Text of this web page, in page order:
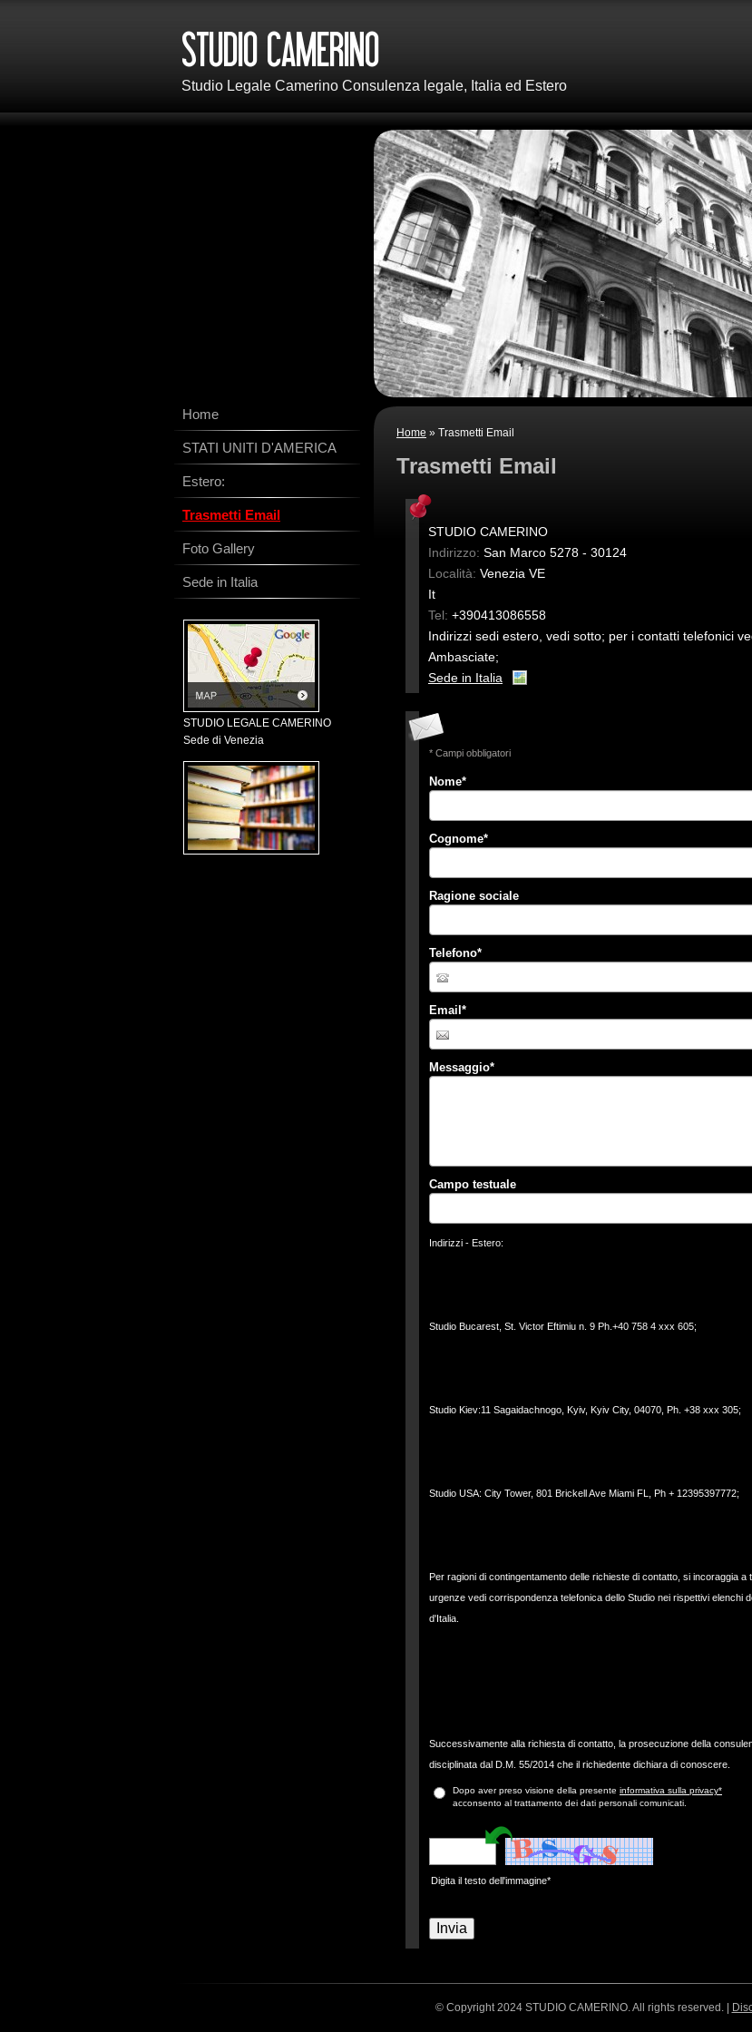
Studio Legale Camerino Consulenza legale, Italia ed Estero
Home » Trasmetti Email
Trasmetti Email
STUDIO CAMERINO
Indirizzo: San Marco 5278 - 30124
Località: Venezia VE
It
Tel: +390413086558
Indirizzi sedi estero, vedi sotto; per i contatti telefonici
Ambasciate;
Sede in Italia
* Campi obbligatori
Nome*
Cognome*
Ragione sociale
Telefono*
Email *
Messaggio*
Campo testuale
Indirizzi - Estero:
Studio Bucarest, St. Victor Eftimiu n. 9 Ph.+40 758 4 xxx 605;
Studio Kiev:11 Sagaidachnogo, Kyiv, Kyiv City, 04070, Ph. +38 xxx 305;
Studio USA: City Tower, 801 Brickell Ave Miami FL, Ph + 12395397772;
Per ragioni di contingentamento delle richieste di contatto, si incoraggia
urgenze vedi corrispondenza telefonica dello Studio nei rispettivi elenchi
d'Italia.
Successivamente alla richiesta di contatto, la prosecuzione della
disciplinata dal D.M. 55/2014 che il richiedente dichiara di conoscere.
Dopo aver preso visione della presente informativa sulla privacy*
acconsento al trattamento dei dati personali comunicati.
Digita il testo dell'immagine*
Home
STATI UNITI D'AMERICA
Estero:
Trasmetti Email
Foto Gallery
Sede in Italia
STUDIO LEGALE CAMERINO
Sede di Venezia
© Copyright 2024 STUDIO CAMERINO. All rights reserved. |